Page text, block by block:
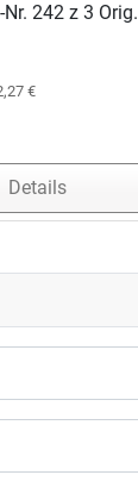
242 z 3 Orig.
€
Details